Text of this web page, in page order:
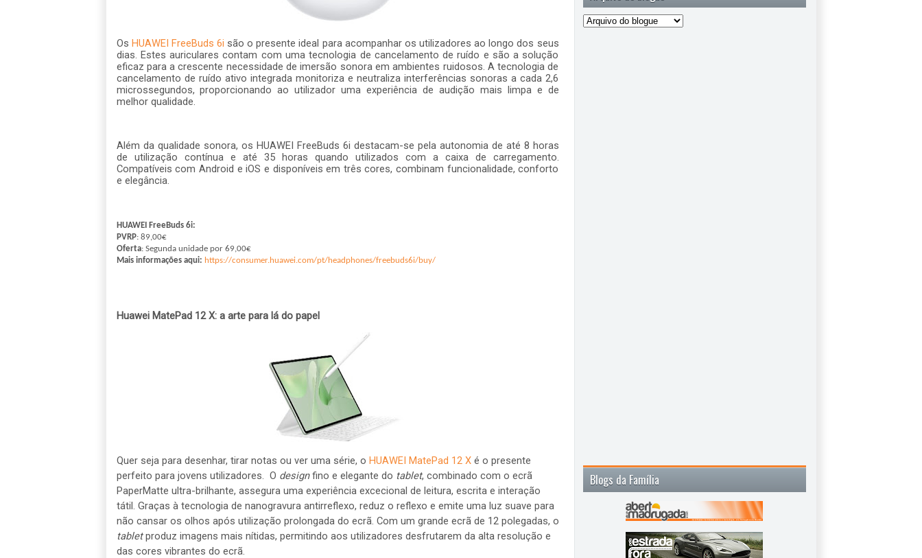
Os HUAWEI FreeBuds 6i são o presente ideal para acompanhar os utilizadores ao longo dos seus
dias. Estes auriculares contam com uma tecnologia de cancelamento de ruído e são a solução
eficaz para a crescente necessidade de imersão sonora em ambientes ruidosos. A tecnologia de
cancelamento de ruído ativo integrada monitoriza e neutraliza interferências sonoras a cada 2,6
microssegundos, proporcionando ao utilizador uma experiência de audição mais limpa e de
melhor qualidade.
Além da qualidade sonora, os HUAWEI FreeBuds 6i destacam-se pela autonomia de até 8 horas
de utilização contínua e até 35 horas quando utilizados com a caixa de carregamento.
Compatíveis com Android e iOS e disponíveis em três cores, combinam funcionalidade, conforto
e elegância.
HUAWEI FreeBuds 6i:
PVRP: 89,00€
Oferta: Segunda unidade por 69,00€
Mais informações aqui: https://consumer.huawei.com/pt/headphones/freebuds6i/buy/
Huawei MatePad 12 X: a arte para lá do papel
Quer seja para desenhar, tirar notas ou ver uma série, o HUAWEI MatePad 12 Xé o presente
perfeito para jovens utilizadores. O designfino e elegante do tablet, combinado com o ecrã
PaperMatte ultra-brilhante, assegura uma experiência excecional de leitura, escrita e interação
tátil. Graças à tecnologia de nanogravura antirreflexo, reduz o reflexo e emite uma luz suave para
não cansar os olhos após utilização prolongada do ecrã. Com um grande ecrã de 12 polegadas, o
tabletproduz imagens mais nítidas, permitindo aos utilizadores desfrutarem da alta resolução e
das cores vibrantes do ecrã.
Blogs da Família